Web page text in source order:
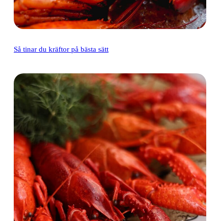
Så tinar du kräftor på bästa sätt